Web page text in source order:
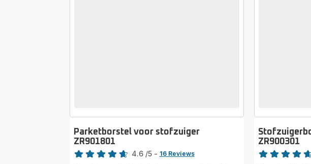
Parketborstel voor stofzuiger
ZR901801
Score
4.6 /5 - 16 Reviews
ZR900301
Score